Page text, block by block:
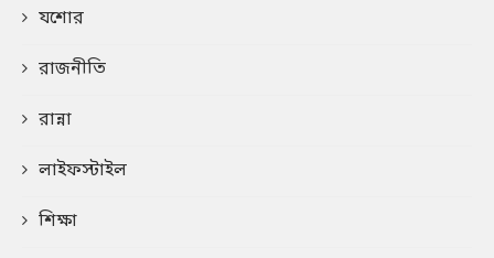
যশোর
রাজনীতি
রান্না
লাইফস্টাইল
শিক্ষা